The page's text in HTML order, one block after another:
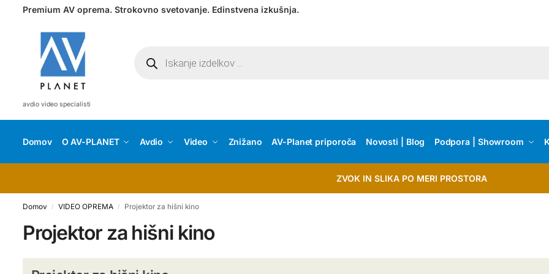
Premium AV oprema. Strokovno svetovanje. Edinstvena izkušnja.
avdio video specialisti
Domov O AV-PLANET Avdio Video Znižano AV-Planet priporoča Novosti | Blog Podpora | Showroom
ZVOK IN SLIKA PO MERI PROSTORA
Domov / VIDEO OPREMA / Projektor za hišni kino
Projektor za hišni kino